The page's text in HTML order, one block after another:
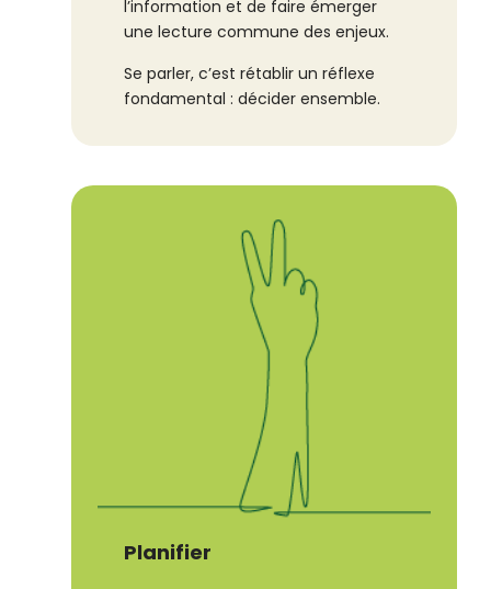
l’information et de faire émerger
une lecture commune des enjeux.
Se parler, c’est rétablir un réflexe
fondamental : décider ensemble.
Planifier